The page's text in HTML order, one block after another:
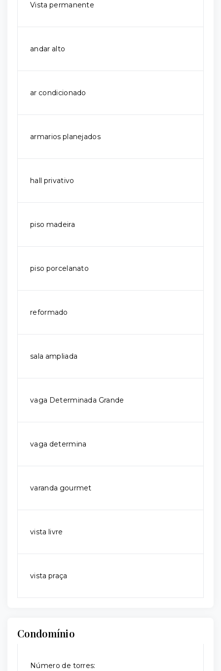
Vista permanente
andar alto
ar condicionado
armarios planejados
hall privativo
piso madeira
piso porcelanato
reformado
sala ampliada
vaga Determinada Grande
vaga determina
varanda gourmet
vista livre
vista praça
Condomínio
Número de torres: